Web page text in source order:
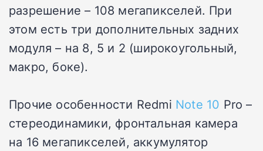
разрешение – 108 мегапикселей. При
этом есть три дополнительных задних
модуля – на 8, 5 и 2 (широкоугольный,
макро, боке).
Прочие особенности Redmi Note 10 Pro –
стереодинамики, фронтальная камера
на 16 мегапикселей, аккумулятор